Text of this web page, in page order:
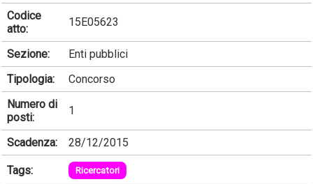
Codice
atto:
15E05623
Sezione:
Enti pubblici
Tipologia:
Concorso
Numero di
posti:
1
Scadenza: 28/12/2015
Tags: Ricercatori